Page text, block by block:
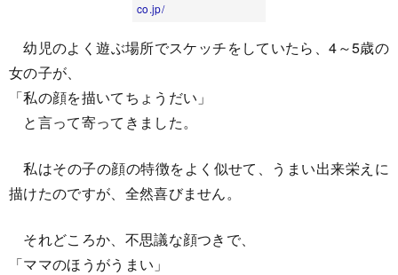
co.jp/
幼児のよく遊ぶ場所でスケッチをしていたら、4～5歳の
女の子が、
「私の顔を描いてちょうだい」
と言って寄ってきました。
私はその子の顔の特徴をよく似せて、うまい出来栄えに
描けたのですが、全然喜びません。
それどころか、不思議な顔つきで、
「ママのほうがうまい」